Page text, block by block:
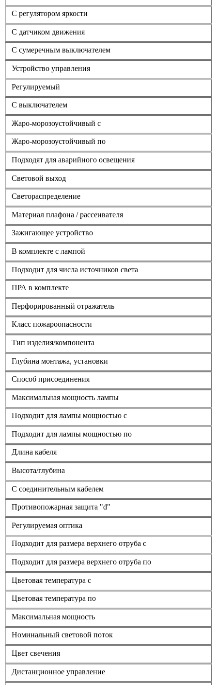
С регулятором яркости
С датчиком движения
С сумеречным выключателем
Устройство управления
Регулируемый
С выключателем
Жаро-морозоустойчивый с
Жаро-морозоустойчивый по
Подходят для аварийного освещения
Световой выход
Светораспределение
Материал плафона / рассеивателя
Зажигающее устройство
В комплекте с лампой
Подходит для числа источников света
ПРА в комплекте
Перфорированный отражатель
Класс пожароопасности
Тип изделия/компонента
Глубина монтажа, установки
Способ присоединения
Максимальная мощность лампы
Подходит для лампы мощностью с
Подходит для лампы мощностью по
Длина кабеля
Высота/глубина
С соединительным кабелем
Противопожарная защита "d"
Регулируемая оптика
Подходит для размера верхнего отруба с
Подходит для размера верхнего отруба по
Цветовая температура с
Цветовая температура по
Максимальная мощность
Номинальный световой поток
Цвет свечения
Дистанционное управление